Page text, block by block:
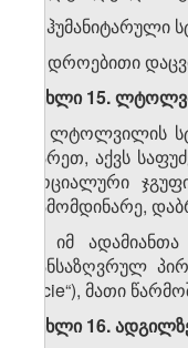
ბ) ჰუმანიტარული
გ) დროებითი
მუხლი 15.
1. ლტოლვილის
გარეთ, აქვს
სოციალური
გამომდინარე,
2. იმ
განსაზღვრულ
facie“), მათი
მუხლი 16.